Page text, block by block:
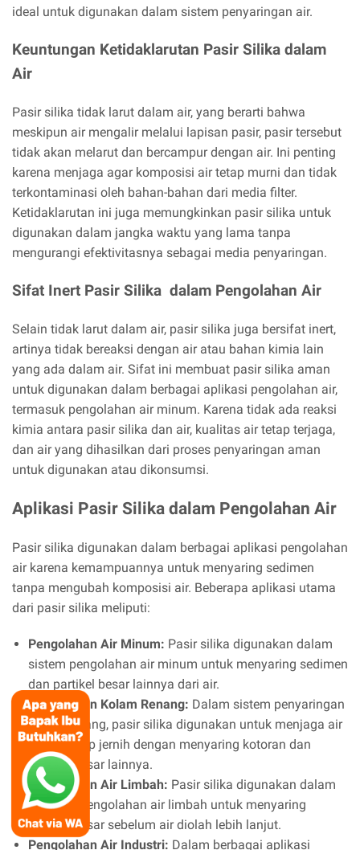
ideal untuk digunakan dalam sistem penyaringan air.
Keuntungan Ketidaklarutan Pasir Silika dalam
Air
Pasir silika tidak larut dalam air, yang berarti bahwa
meskipun air mengalir melalui lapisan pasir, pasir tersebut
tidak akan melarut dan bercampur dengan air. Ini penting
karena menjaga agar komposisi air tetap murni dan tidak
terkontaminasi oleh bahan-bahan dari media filter.
Ketidaklarutan ini juga memungkinkan pasir silika untuk
digunakan dalam jangka waktu yang lama tanpa
mengurangi efektivitasnya sebagai media penyaringan.
Sifat Inert Pasir Silika dalam Pengolahan Air
Selain tidak larut dalam air, pasir silika juga bersifat inert,
artinya tidak bereaksi dengan air atau bahan kimia lain
yang ada dalam air. Sifat ini membuat pasir silika aman
untuk digunakan dalam berbagai aplikasi pengolahan air,
termasuk pengolahan air minum. Karena tidak ada reaksi
kimia antara pasir silika dan air, kualitas air tetap terjaga,
dan air yang dihasilkan dari proses penyaringan aman
untuk digunakan atau dikonsumsi.
Aplikasi Pasir Silika dalam Pengolahan Air
Pasir silika digunakan dalam berbagai aplikasi pengolahan
air karena kemampuannya untuk menyaring sedimen
tanpa mengubah komposisi air. Beberapa aplikasi utama
dari pasir silika meliputi:
Pengolahan Air Minum: Pasir silika digunakan dalam
sistem pengolahan air minum untuk menyaring sedimen
dan partikel besar lainnya dari air.
Pengolahan Kolam Renang: Dalam sistem penyaringan
kolam renang, pasir silika digunakan untuk menjaga air
kolam tetap jernih dengan menyaring kotoran dan
partikel besar lainnya.
Pengolahan Air Limbah: Pasir silika digunakan dalam
instalasi pengolahan air limbah untuk menyaring
partikel besar sebelum air diolah lebih lanjut.
Pengolahan Air Industri: Dalam berbagai aplikasi